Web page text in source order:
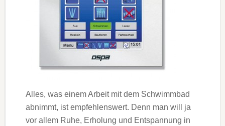
Alles, was einem Arbeit mit dem Schwimmbad
abnimmt, ist empfehlenswert. Denn man will ja
vor allem Ruhe, Erho­lung und Entspannung in